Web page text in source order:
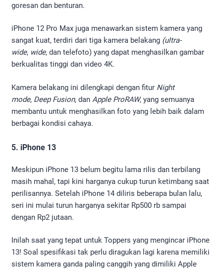
goresan dan benturan.
iPhone 12 Pro Max juga menawarkan sistem kamera yang
sangat kuat, terdiri dari tiga kamera belakang (ultra-
wide, wide, dan telefoto) yang dapat menghasilkan gambar
berkualitas tinggi dan video 4K.
Kamera belakang ini dilengkapi dengan fitur Night
mode, Deep Fusion, dan Apple ProRAW, yang semuanya
membantu untuk menghasilkan foto yang lebih baik dalam
berbagai kondisi cahaya.
5. iPhone 13
Meskipun iPhone 13 belum begitu lama rilis dan terbilang
masih mahal, tapi kini harganya cukup turun ketimbang saat
perilisannya. Setelah iPhone 14 diliris beberapa bulan lalu,
seri ini mulai turun harganya sekitar Rp500 rb sampai
dengan Rp2 jutaan.
Inilah saat yang tepat untuk Toppers yang mengincar iPhone
13! Soal spesifikasi tak perlu diragukan lagi karena memiliki
sistem kamera ganda paling canggih yang dimiliki Apple